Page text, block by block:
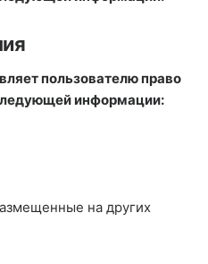
пользователю право
информации:
на других